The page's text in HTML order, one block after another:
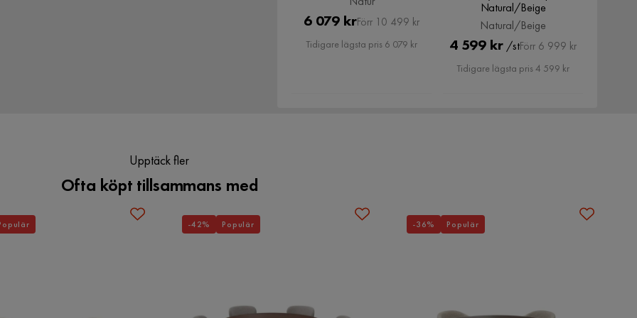
Naturlig/Beige
Utomhusbruk Ja
Pris
6 079 krOriginal
Pris
Förr 10 499 kr
Tidigare lägsta pris 6 079 kr
Natural/Beige
Natural/Beige
Pris
4 599 kr /stOriginal
Pris
Förr 6 999 kr
Tidigare lägsta pris 4 599 kr
Upptäck fler
Ofta köpt tillsammans med
-42% Populär -36% Populär